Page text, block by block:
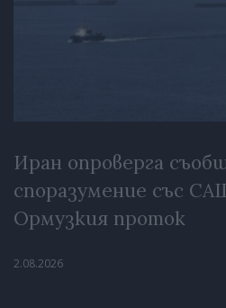
Иран опроверга
споразумение със
Ормузкия проток
2.08.2026